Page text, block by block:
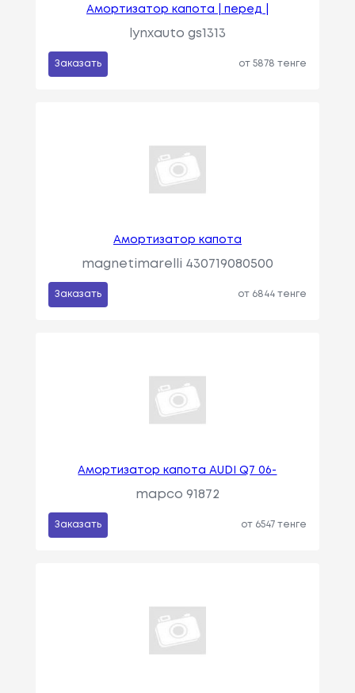
Амортизатор капота | перед |
lynxauto gs1313
Заказать от 5878 тенге
Амортизатор капота
magnetimarelli 430719080500
Заказать от 6844 тенге
Амортизатор капота AUDI Q7 06-
mapco 91872
Заказать от 6547 тенге